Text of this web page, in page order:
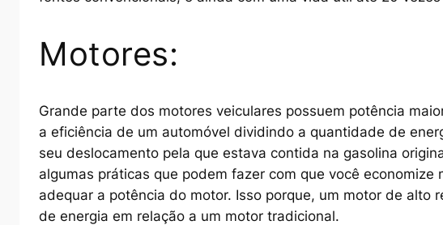
Motores:
Grande parte dos motores veiculares possuem potência
a eficiência de um automóvel dividindo a quantidade de
seu deslocamento pela que estava contida na gasolina
algumas práticas que podem fazer com que você economize
adequar a potência do motor. Isso porque, um motor de alto
de energia em relação a um motor tradicional.